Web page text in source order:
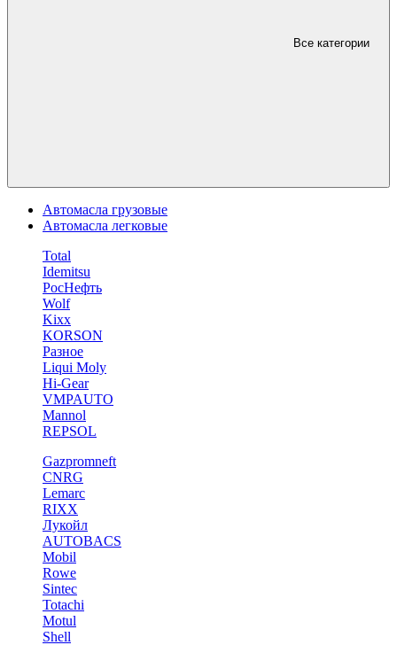
Все категории
Автомасла грузовые
Автомасла легковые
Total
Idemitsu
РосНефть
Wolf
Kixx
KORSON
Разное
Liqui Moly
Hi-Gear
VMPAUTO
Mannol
REPSOL
Gazpromneft
CNRG
Lemarc
RIXX
Лукойл
AUTOBACS
Mobil
Rowe
Sintec
Totachi
Motul
Shell